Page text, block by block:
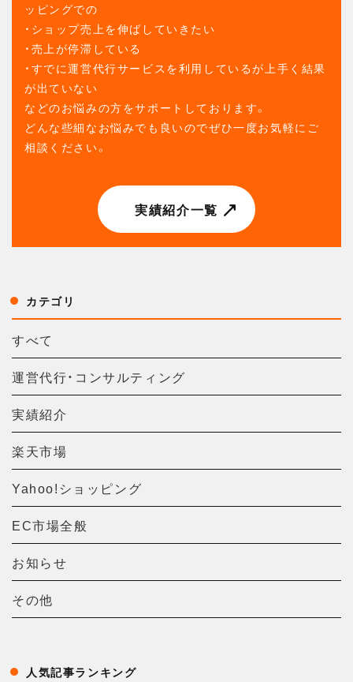
ッピングでの
・ショップ売上を伸ばしていきたい
・売上が停滞している
・すでに運営代行サービスを利用しているが上手く結果
が出ていない
などのお悩みの方をサポートしております。
どんな些細なお悩みでも良いのでぜひ一度お気軽にご
相談ください。
実績紹介一覧
カテゴリ
すべて
運営代行・コンサルティング
実績紹介
楽天市場
Yahoo!ショッピング
EC市場全般
お知らせ
その他
人気記事ランキング